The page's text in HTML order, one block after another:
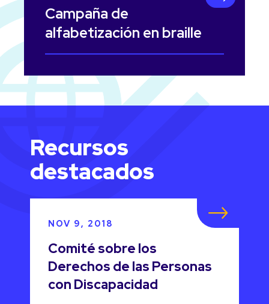
Campaña de
alfabetización en braille
Recursos
destacados
NOV 9, 2018
Comité sobre los
Derechos de las Personas
con Discapacidad